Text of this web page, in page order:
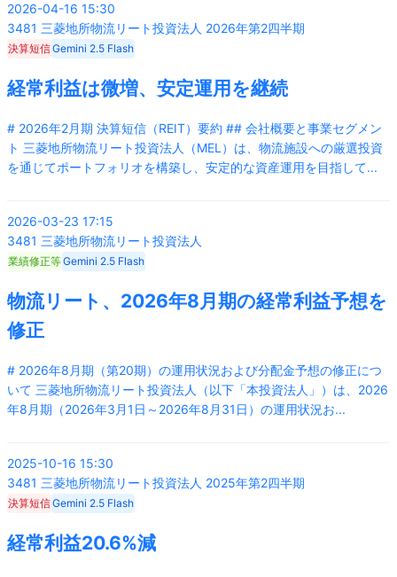
2026-04-16 15:30
3481 三菱地所物流リート投資法人 2026年第2四半期
決算短信Gemini 2.5 Flash
経常利益は微増、安定運用を継続
# 2026年2月期 決算短信（REIT）要約 ## 会社概要と事業セグメン
ト 三菱地所物流リート投資法人（MEL）は、物流施設への厳選投資
を通じてポートフォリオを構築し、安定的な資産運用を目指して...
2026-03-23 17:15
3481 三菱地所物流リート投資法人
業績修正等Gemini 2.5 Flash
物流リート、2026年8月期の経常利益予想を
修正
# 2026年8月期（第20期）の運用状況および分配金予想の修正につ
いて 三菱地所物流リート投資法人（以下「本投資法人」）は、2026
年8月期（2026年3月1日～2026年8月31日）の運用状況お...
2025-10-16 15:30
3481 三菱地所物流リート投資法人 2025年第2四半期
決算短信Gemini 2.5 Flash
経常利益20.6%減